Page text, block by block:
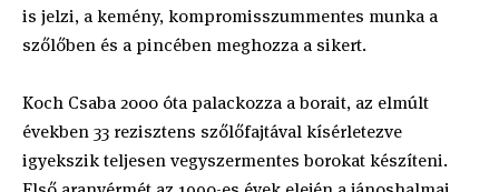
is jelzi, a kemény, kompromisszummentes munka a
szőlőben és a pincében meghozza a sikert.
Koch Csaba 2000 óta palackozza a borait, az elmúlt
években 33 rezisztens szőlőfajtával kísérletezve
igyekszik teljesen vegyszermentes borokat készíteni.